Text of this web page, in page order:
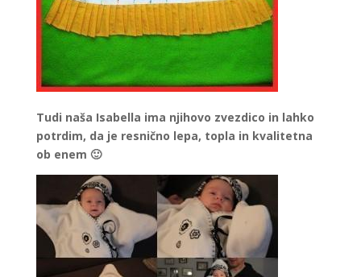
Tudi naša Isabella ima njihovo zvezdico in lahko
potrdim, da je resnično lepa, topla in kvalitetna
ob enem 🙂